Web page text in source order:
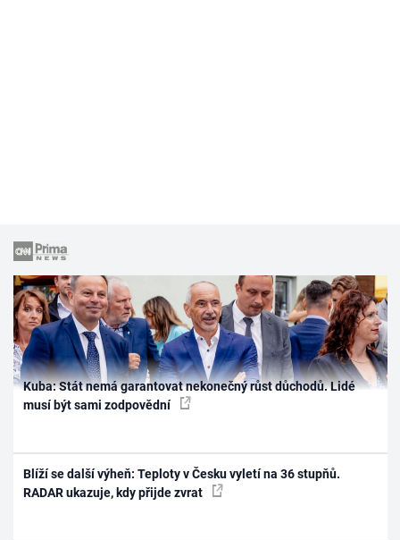
Kuba: Stát nemá garantovat nekonečný růst důchodů. Lidé
musí být sami zodpovědní
Blíží se další výheň: Teploty v Česku vyletí na 36 stupňů.
RADAR ukazuje, kdy přijde zvrat